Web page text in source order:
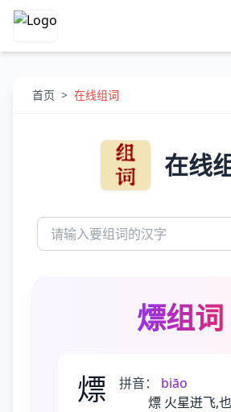
首页 > 在线组词
在线
熛组词
熛
拼音： biāo
熛 火星迸飞,